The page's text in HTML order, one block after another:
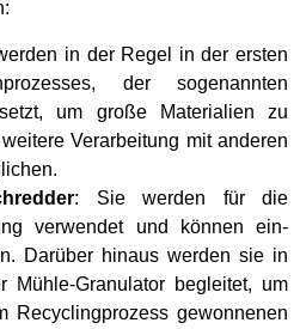
in der Regel in der ersten
der sogenannten
um große Materialien zu
Verarbeitung mit anderen
: Sie werden für die
verwendet und können ein-
Darüber hinaus werden sie in
Mühle-Granulator begleitet, um
Recyclingprozess gewonnenen